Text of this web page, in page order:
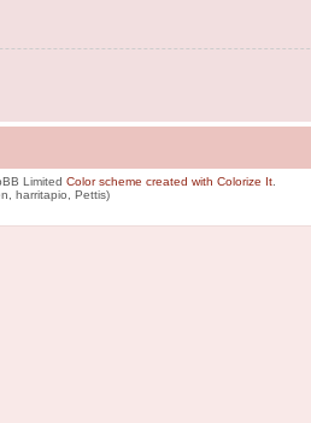
Limited Color scheme created with Colorize It
harritapio, Pettis)